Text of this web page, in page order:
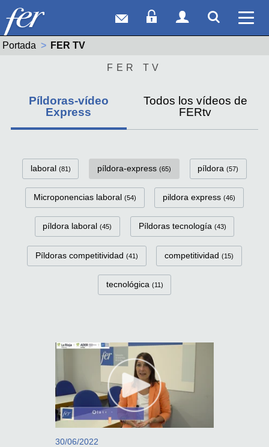
Correo webAcceso Socios
Acceso
Portada Actual:
FER TV
FER TV
Píldoras-vídeo
Express
Todos los vídeos de
FERtv
FerTv Píldoras-vídeo Express
laboral (81) píldora-express (65) píldora (57)
Microponencias laboral (54) pildora express (46)
píldora laboral (45) Píldoras tecnología (43)
Píldoras competitividad (41) competitividad (15)
tecnológica (11)
30/06/2022